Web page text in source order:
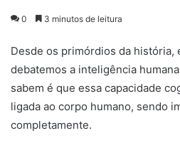
0 3 minutos de leitura
Desde os primórdios da história,
debatemos a inteligência
sabem é que essa capacidade
ligada ao corpo humano, sendo
completamente.